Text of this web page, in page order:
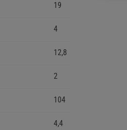
19
4
12,8
2
104
4,4